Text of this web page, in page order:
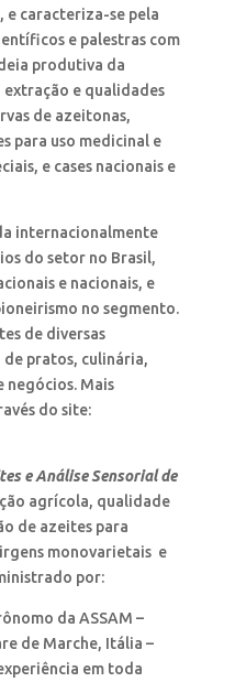
e caracteriza-se pela
e palestras com
produtiva da
e qualidades
de azeitonas,
para uso medicinal e
e cases nacionais e
internacionalmente
do setor no Brasil,
e nacionais, e
no segmento.
de diversas
pratos, culinária,
negócios. Mais
do site:
e Análise Sensorial de
agrícola, qualidade
de azeites para
monovarietais e
por:
da ASSAM –
de Marche, Itália –
em toda